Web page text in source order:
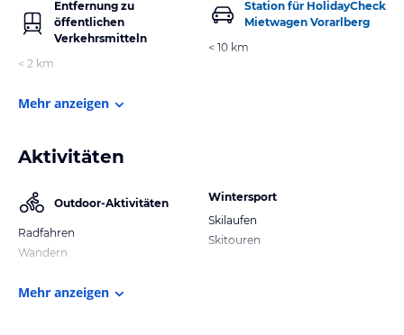
Entfernung zu
öffentlichen
Verkehrsmitteln
< 2 km
Station für HolidayCheck
Mietwagen Vorarlberg
< 10 km
Mehr anzeigen
Aktivitäten
Outdoor-Aktivitäten
Radfahren
Wandern
Wintersport
Skilaufen
Skitouren
Mehr anzeigen